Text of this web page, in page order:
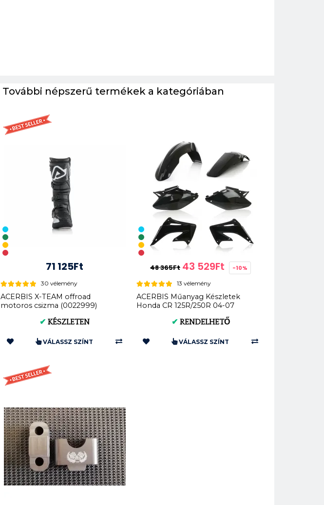
További népszerű termékek a kategóriában
71 125Ft
30 vélemény
ACERBIS X-TEAM offroad
motoros csizma (0022999)
✔ KÉSZLETEN
VÁLASSZ SZÍNT
48 365Ft 43 529Ft -10%
13 vélemény
ACERBIS Műanyag Készletek
Honda CR 125R/250R 04-07
✔ RENDELHETŐ
VÁLASSZ SZÍNT